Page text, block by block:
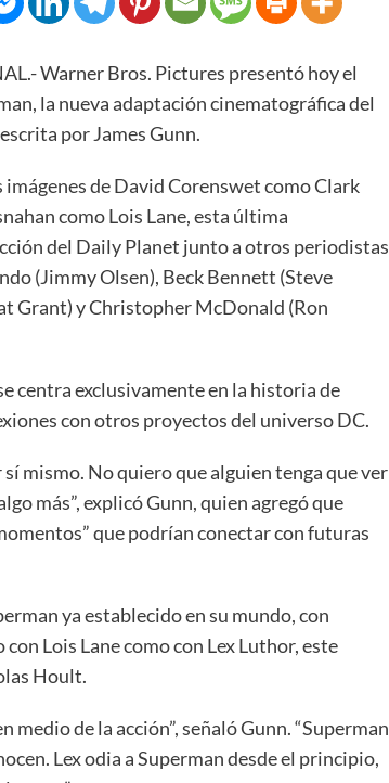
Warner Bros. Pictures presentó hoy el
la nueva adaptación cinematográfica del
por James Gunn.
de David Corenswet como Clark
como Lois Lane, esta última
del Daily Planet junto a otros periodistas
(Jimmy Olsen), Beck Bennett (Steve
Grant) y Christopher McDonald (Ron
centra exclusivamente en la historia de
con otros proyectos del universo DC.
mismo. No quiero que alguien tenga que ver
más”, explicó Gunn, quien agregó que
que podrían conectar con futuras
ya establecido en su mundo, con
Lois Lane como con Lex Luthor, este
Hoult.
medio de la acción”, señaló Gunn. “Superman
Lex odia a Superman desde el principio,